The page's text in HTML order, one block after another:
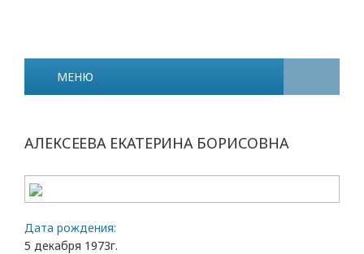
МЕНЮ
АЛЕКСЕЕВА ЕКАТЕРИНА БОРИСОВНА
Дата рождения:
5 декабря 1973г.